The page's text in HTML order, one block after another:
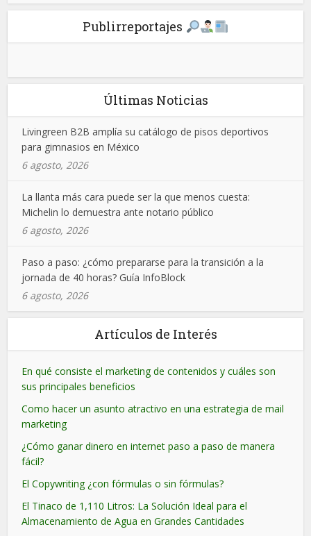
Publirreportajes
Últimas Noticias
Livingreen B2B amplía su catálogo de pisos deportivos
para gimnasios en México
6 agosto, 2026
La llanta más cara puede ser la que menos cuesta:
Michelin lo demuestra ante notario público
6 agosto, 2026
Paso a paso: ¿cómo prepararse para la transición a la
jornada de 40 horas? Guía InfoBlock
6 agosto, 2026
Artículos de Interés
En qué consiste el marketing de contenidos y cuáles son
sus principales beneficios
Como hacer un asunto atractivo en una estrategia de mail
marketing
¿Cómo ganar dinero en internet paso a paso de manera
fácil?
El Copywriting ¿con fórmulas o sin fórmulas?
El Tinaco de 1,110 Litros: La Solución Ideal para el
Almacenamiento de Agua en Grandes Cantidades